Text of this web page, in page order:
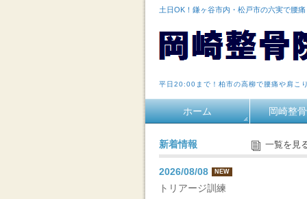
土日OK！鎌ヶ谷市内・松戸市の六実で腰
平日20:00まで！柏市の高柳で腰痛や肩こ
ホーム 岡崎整
新着情報 一覧を見
2026/08/08 NEW
トリアージ訓練